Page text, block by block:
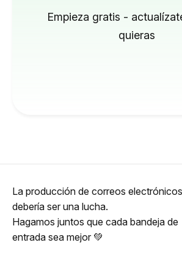
Empieza gratis -
quieras
La producción de correos
debería ser una lucha.
Hagamos juntos que cada bandeja de
entrada sea mejor 💚